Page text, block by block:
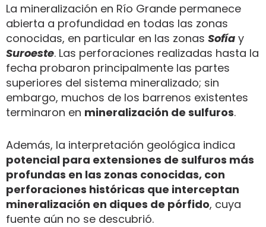
La mineralización en Río Grande permanece
abierta a profundidad en todas las zonas
conocidas, en particular en las zonas Sofía y
Suroeste. Las perforaciones realizadas hasta la
fecha probaron principalmente las partes
superiores del sistema mineralizado; sin
embargo, muchos de los barrenos existentes
terminaron en mineralización de sulfuros.
Además, la interpretación geológica indica
potencial para extensiones de sulfuros más
profundas en las zonas conocidas, con
perforaciones históricas que interceptan
mineralización en diques de pórfido, cuya
fuente aún no se descubrió.